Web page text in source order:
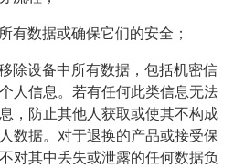
有数据或确保它们的安全；
除设备中所有数据，包括机密信
人信息。若有任何此类信息无法
，防止其他人获取或使其不构成
数据。对于退换的产品或接受保
对其中丢失或泄露的任何数据负